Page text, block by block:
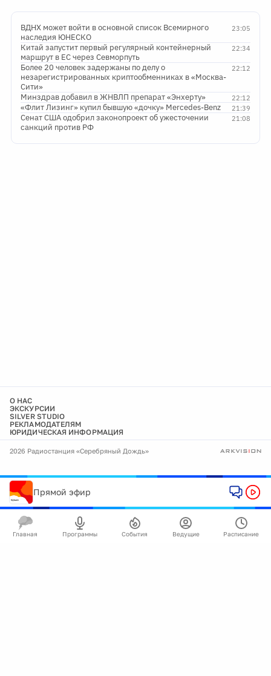
23:05
ВДНХ может войти в основной список Всемирного
наследия ЮНЕСКО
22:34
Китай запустит первый регулярный контейнерный
маршрут в ЕС через Севморпуть
22:12
Более 20 человек задержаны по делу о
незарегистрированных криптообменниках в «Москва-
Сити»
22:12
Минздрав добавил в ЖНВЛП препарат «Энхерту»
21:39
«Флит Лизинг» купил бывшую «дочку» Mercedes-Benz
21:08
Сенат США одобрил законопроект об ужесточении
санкций против РФ
О НАС
ЭКСКУРСИИ
SILVER STUDIO
РЕКЛАМОДАТЕЛЯМ
ЮРИДИЧЕСКАЯ ИНФОРМАЦИЯ
2026 Радиостанция «Серебряный Дождь»
Прямой эфир
Главная Программы События Ведущие Расписание